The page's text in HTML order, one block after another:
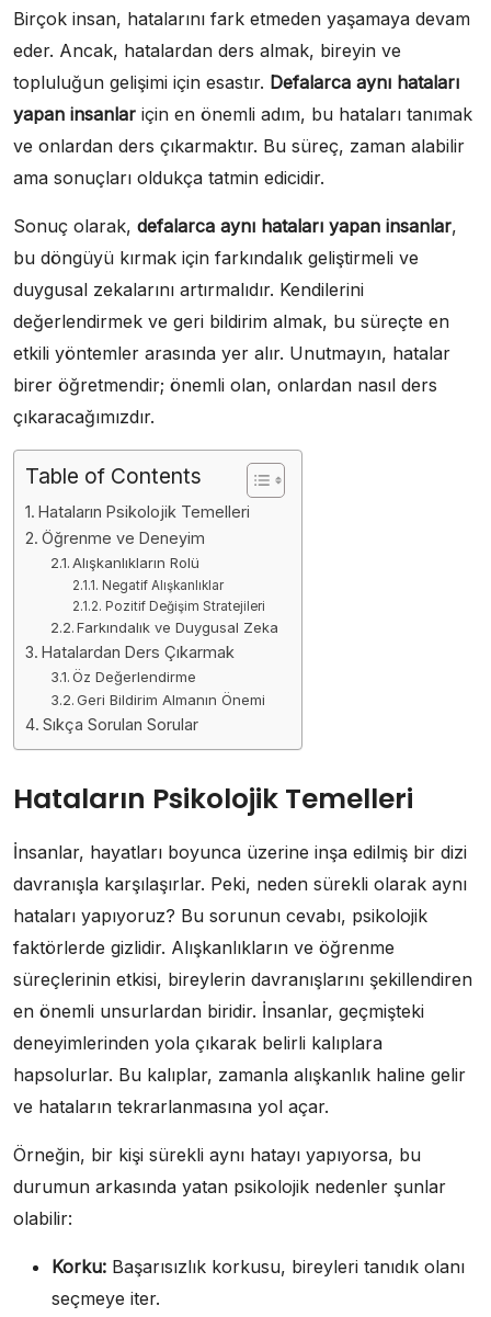
Birçok insan, hatalarını fark etmeden yaşamaya devam
eder. Ancak, hatalardan ders almak, bireyin ve
topluluğun gelişimi için esastır. Defalarca aynı hataları
yapan insanlar için en önemli adım, bu hataları tanımak
ve onlardan ders çıkarmaktır. Bu süreç, zaman alabilir
ama sonuçları oldukça tatmin edicidir.
Sonuç olarak, defalarca aynı hataları yapan insanlar,
bu döngüyü kırmak için farkındalık geliştirmeli ve
duygusal zekalarını artırmalıdır. Kendilerini
değerlendirmek ve geri bildirim almak, bu süreçte en
etkili yöntemler arasında yer alır. Unutmayın, hatalar
birer öğretmendir; önemli olan, onlardan nasıl ders
çıkaracağımızdır.
Table of Contents
Hataların Psikolojik Temelleri
Öğrenme ve Deneyim
Alışkanlıkların Rolü
Negatif Alışkanlıklar
Pozitif Değişim Stratejileri
Farkındalık ve Duygusal Zeka
Hatalardan Ders Çıkarmak
Öz Değerlendirme
Geri Bildirim Almanın Önemi
Sıkça Sorulan Sorular
Hataların Psikolojik Temelleri
İnsanlar, hayatları boyunca üzerine inşa edilmiş bir dizi
davranışla karşılaşırlar. Peki, neden sürekli olarak aynı
hataları yapıyoruz? Bu sorunun cevabı, psikolojik
faktörlerde gizlidir. Alışkanlıkların ve öğrenme
süreçlerinin etkisi, bireylerin davranışlarını şekillendiren
en önemli unsurlardan biridir. İnsanlar, geçmişteki
deneyimlerinden yola çıkarak belirli kalıplara
hapsolurlar. Bu kalıplar, zamanla alışkanlık haline gelir
ve hataların tekrarlanmasına yol açar.
Örneğin, bir kişi sürekli aynı hatayı yapıyorsa, bu
durumun arkasında yatan psikolojik nedenler şunlar
olabilir:
Korku: Başarısızlık korkusu, bireyleri tanıdık olanı
seçmeye iter.